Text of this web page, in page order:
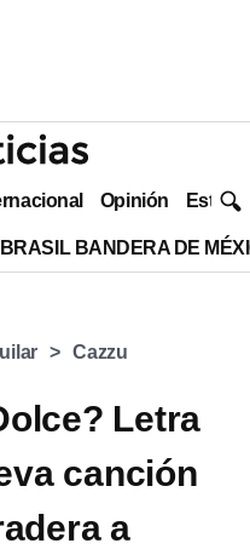
Opinión Estilo
BRASIL BANDERA DE
Cazzu
Letra
canción
a